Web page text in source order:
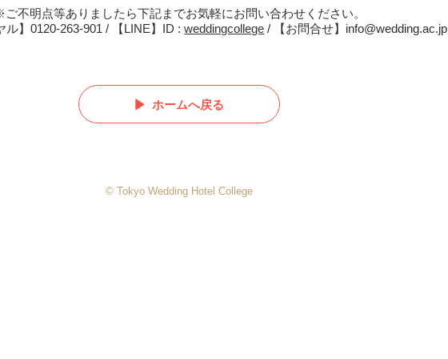
不明点等ありましたら下記までお気軽にお問い合わせください。
ル】0120-263-901 / 【LINE】ID :weddingcollege / 【お問合せ】info@wedding.ac.jp
ホームへ戻る
© Tokyo Wedding Hotel College